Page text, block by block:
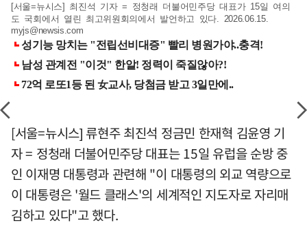
[서울=뉴시스] 최진석 기자 = 정청래 더불어민주당 대표가 15일 여의
도 국회에서 열린 최고위원회의에서 발언하고 있다. 2026.06.15.
myjs@newsis.com
[서울=뉴시스] 류현주 최진석 정금민 한재혁 김윤영 기
자 = 정청래 더불어민주당 대표는 15일 유럽을 순방 중
인 이재명 대통령과 관련해 "이 대통령의 외교 역량으로
이 대통령은 '월드 클래스'의 세계적인 지도자로 자리매
김하고 있다"고 했다.